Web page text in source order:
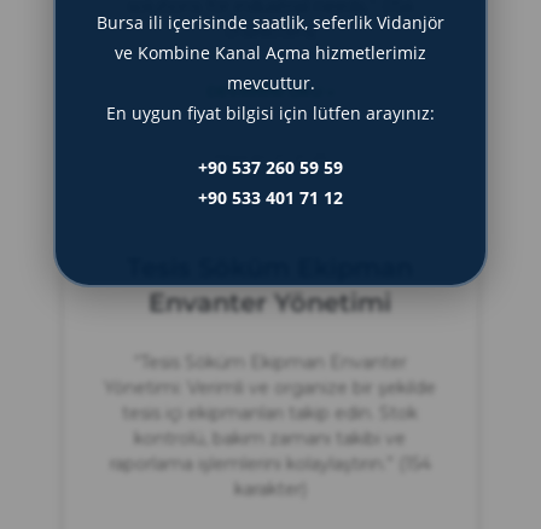
characters)
DEVAMINI OKU »
Envanter Yönetimi
“Tesis Söküm Ekipman Envanter
Yönetimi: Verimli ve organize bir şekilde
tesis içi ekipmanları takip edin. Stok
kontrolü, bakım zamanı takibi ve
raporlama işlemlerini kolaylaştırın.” (154
karakter)
Bursa ili içerisinde saatlik, seferlik Vidanjör
ve Kombine Kanal Açma hizmetlerimiz
mevcuttur.
En uygun fiyat bilgisi için lütfen arayınız:
+90 537 260 59 59
+90 533 401 71 12